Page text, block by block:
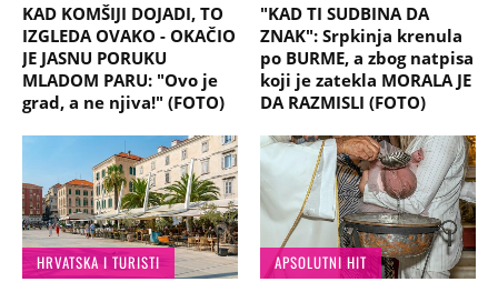
KAD KOMŠIJI DOJADI, TO
IZGLEDA OVAKO - OKAČIO
JE JASNU PORUKU
MLADOM PARU: "Ovo je
grad, a ne njiva!" (FOTO)
"KAD TI SUDBINA DA
ZNAK": Srpkinja krenula
po BURME, a zbog natpisa
koji je zatekla MORALA JE
DA RAZMISLI (FOTO)
HRVATSKA I TURISTI
APSOLUTNI HIT